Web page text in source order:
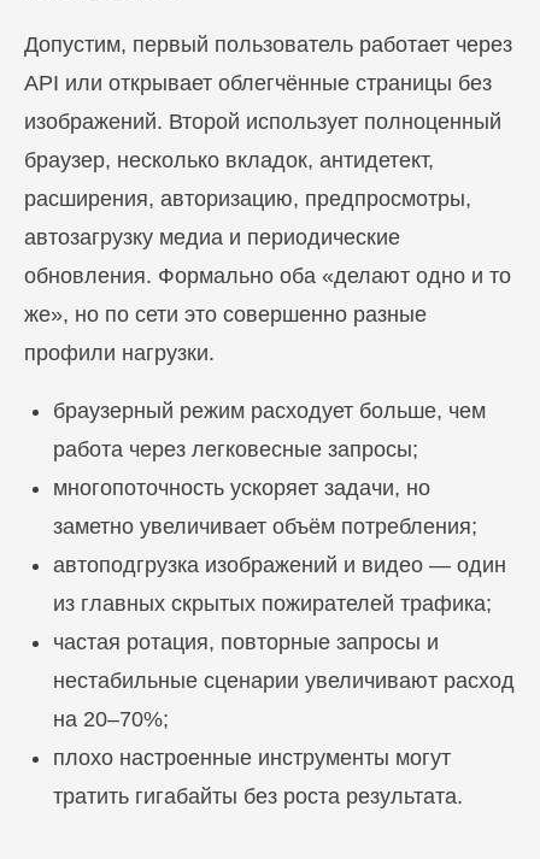
Допустим, первый пользователь работает через
API или открывает облегчённые страницы без
изображений. Второй использует полноценный
браузер, несколько вкладок, антидетект,
расширения, авторизацию, предпросмотры,
автозагрузку медиа и периодические
обновления. Формально оба «делают одно и то
же», но по сети это совершенно разные
профили нагрузки.
браузерный режим расходует больше, чем
работа через легковесные запросы;
многопоточность ускоряет задачи, но
заметно увеличивает объём потребления;
автоподгрузка изображений и видео — один
из главных скрытых пожирателей трафика;
частая ротация, повторные запросы и
нестабильные сценарии увеличивают расход
на 20–70%;
плохо настроенные инструменты могут
тратить гигабайты без роста результата.